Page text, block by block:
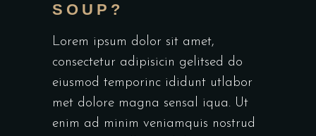
SOUP?
Lorem ipsum dolor sit amet,
consectetur adipisicin gelitsed do
eiusmod temporinc ididunt utlabor
met dolore magna sensal iqua. Ut
enim ad minim veniamquis nostrud